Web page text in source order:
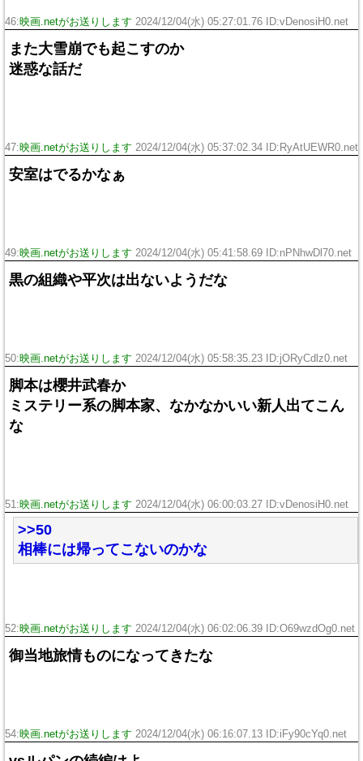
46:映画.netがお送りします 2024/12/04(水) 05:27:01.76 ID:vDenosiH0.net
また大雪崩でも起こすのか
迷惑な話だ
47:映画.netがお送りします 2024/12/04(水) 05:37:02.34 ID:RyAtUEWR0.net
安室はでるかなぁ
49:映画.netがお送りします 2024/12/04(水) 05:41:58.69 ID:nPNhwDl70.net
黒の組織や平次は出ないようだな
50:映画.netがお送りします 2024/12/04(水) 05:58:35.23 ID:jORyCdlz0.net
脚本は櫻井武春か
ミステリー系の脚本家、なかなかいい新人出てこん
な
51:映画.netがお送りします 2024/12/04(水) 06:00:03.27 ID:vDenosiH0.net
>>50
相棒には帰ってこないのかな
52:映画.netがお送りします 2024/12/04(水) 06:02:06.39 ID:O69wzdOg0.net
御当地旅情ものになってきたな
54:映画.netがお送りします 2024/12/04(水) 06:16:07.13 ID:iFy90cYq0.net